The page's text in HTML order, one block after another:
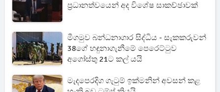
ප්‍රධානත්වයෙන් අද විශේෂ සාකච්ඡාවක්
මීගමුව බන්ධනාගාර සිද්ධිය - සැකකරුවන්
38ගේ හඳුනාගැනීමේ පෙරෙට්ටුව
අගෝස්තු 21ට කල් යයි
මැදපෙරදිග ගැටුම් ඉක්මනින් අවසන් කළ